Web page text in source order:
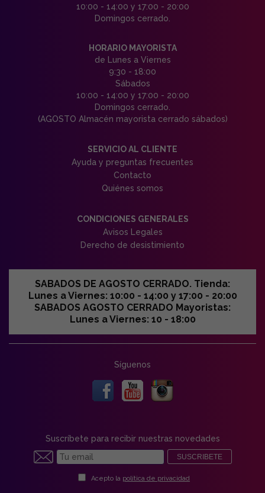
10:00 - 14:00 y 17:00 - 20:00
Domingos cerrado.
HORARIO MAYORISTA
de Lunes a Viernes
9:30 - 18:00
Sábados
10:00 - 14:00 y 17:00 - 20:00
Domingos cerrado.
(AGOSTO Almacén mayorista cerrado sábados)
SERVICIO AL CLIENTE
Ayuda y preguntas frecuentes
Contacto
Quiénes somos
CONDICIONES GENERALES
Avisos Legales
Derecho de desistimiento
SABADOS DE AGOSTO CERRADO. Tienda:
Lunes a Viernes: 10:00 - 14:00 y 17:00 - 20:00
SABADOS AGOSTO CERRADO Mayoristas:
Lunes a Viernes: 10 - 18:00
Síguenos
Suscríbete para recibir nuestras novedades
SUSCRIBETE
Acepto la política de privacidad